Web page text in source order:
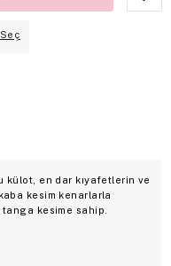
külot, en dar kıyafetlerin ve
kesim kenarlarla
kesime sahip.